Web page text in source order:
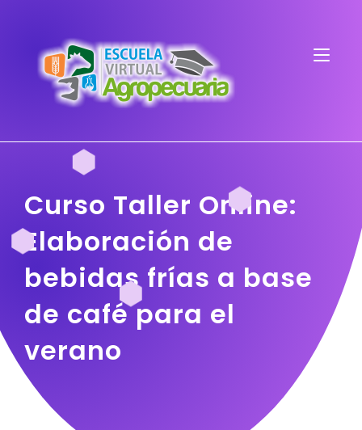
Curso Taller Online:
Elaboración de
bebidas frías a base
de café para el
verano